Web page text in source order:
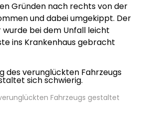
Gründen nach rechts von der
und dabei umgekippt. Der
bei dem Unfall leicht
ins Krankenhaus gebracht
Fahrzeugs gestaltet